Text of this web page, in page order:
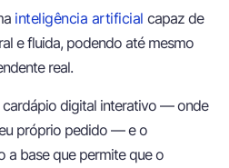
inteligência artificial capaz de
e fluida, podendo até mesmo
real.
cardápio digital interativo — onde
próprio pedido — e o
a base que permite que o